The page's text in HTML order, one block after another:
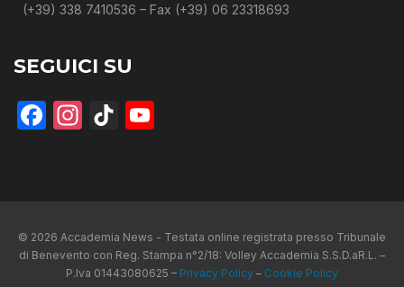
(+39) 338 7410536 – Fax (+39) 06 23318693
SEGUICI SU
Facebook
Instagram
TikTok
© 2026 Accademia News - Testata online registrata presso Tribunale
di Benevento con Reg. Stampa n°2/18: Volley Accademia S.S.D.aR.L. –
P.Iva 01443080625 – Privacy Policy – Cookie Policy